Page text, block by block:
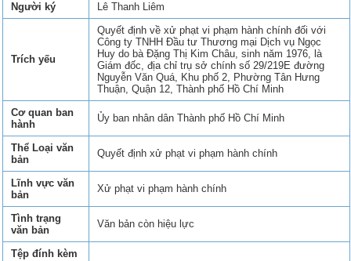
Người ký
Lê Thanh Liêm
Trích yếu
Quyết định về xử phạt vi phạm hành chính đối với
Công ty TNHH Đầu tư Thương mại Dịch vụ Ngọc
Huy do bà Đặng Thị Kim Châu, sinh năm 1976, là
Giám đốc, địa chỉ trụ sở chính số 29/219E đường
Nguyễn Văn Quá, Khu phố 2, Phường Tân Hưng
Thuận, Quận 12, Thành phố Hồ Chí Minh
Cơ quan ban
hành
Ủy ban nhân dân Thành phố Hồ Chí Minh
Thể Loại văn
bản
Quyết định xử phạt vi phạm hành chính
Lĩnh vực văn
bản
Xử phạt vi phạm hành chính
Tình trạng
văn bản
Văn bản còn hiệu lực
Tệp đính kèm